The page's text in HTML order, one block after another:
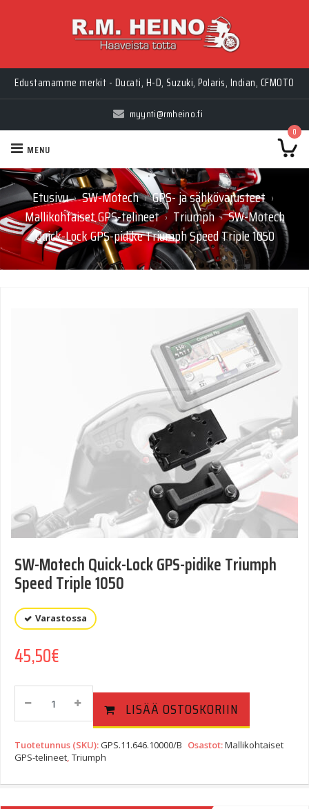
Edustamamme merkit - Ducati, H-D, Suzuki, Polaris, Indian, CFMOTO
myynti@rmheino.fi
0
MENU
Etusivu › SW-Motech › GPS- ja sähkövarusteet ›
Mallikohtaiset GPS-telineet › Triumph › SW-Motech
Quick-Lock GPS-pidike Triumph Speed Triple 1050
SW-Motech Quick-Lock GPS-pidike Triumph
Speed Triple 1050
Varastossa
45,50€
Lock
GPS-
Triumph
LISÄÄ OSTOSKORIIN
Tuotetunnus (SKU):GPS.11.646.10000/B Osastot:Mallikohtaiset
GPS-telineet Triumph